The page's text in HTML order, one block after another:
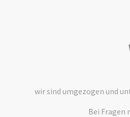
wir sind umgezogen und
Bei Fragen